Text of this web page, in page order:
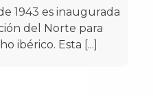
1943 es inaugurada
del Norte para
ibérico. Esta [...]